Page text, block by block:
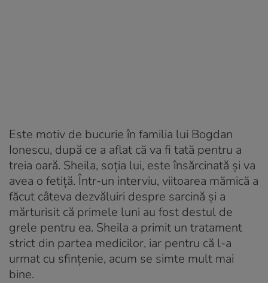
Este motiv de bucurie în familia lui Bogdan
Ionescu, după ce a aflat că va fi tată pentru a
treia oară. Sheila, soția lui, este însărcinată și va
avea o fetiță. Într-un interviu, viitoarea mămică a
făcut câteva dezvăluiri despre sarcină și a
mărturisit că primele luni au fost destul de
grele pentru ea. Sheila a primit un tratament
strict din partea medicilor, iar pentru că l-a
urmat cu sfințenie, acum se simte mult mai
bine.